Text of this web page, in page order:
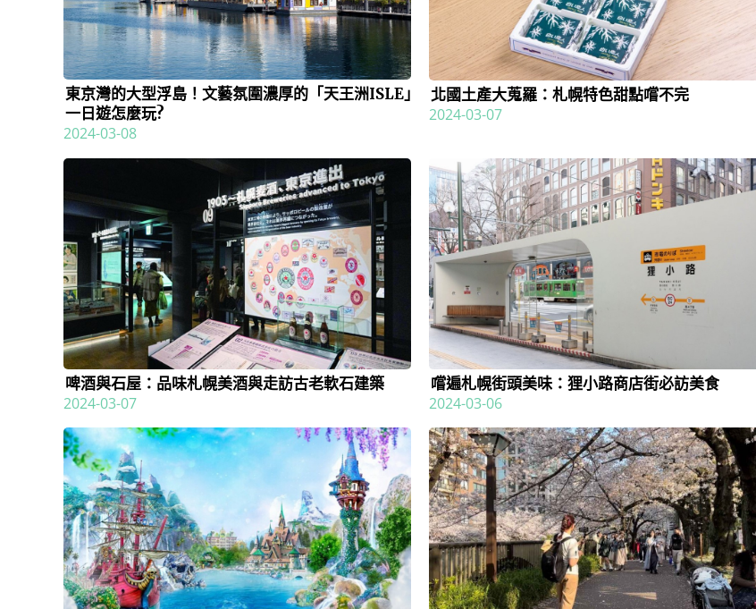
東京灣的大型浮島！文藝氛圍濃厚的「天王洲ISLE」
一日遊怎麼玩?
2024-03-08
北國土產大蒐羅：札幌特色甜點嚐不完
2024-03-07
啤酒與石屋：品味札幌美酒與走訪古老軟石建築
2024-03-07
嚐遍札幌街頭美味：狸小路商店街必訪美食
2024-03-06